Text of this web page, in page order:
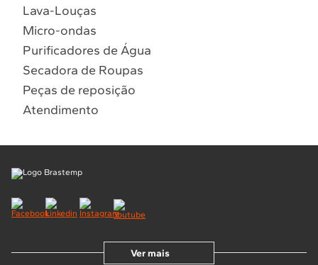
Lava-Louças
Micro-ondas
Purificadores de Água
Secadora de Roupas
Peças de reposição
Atendimento
Ver mais